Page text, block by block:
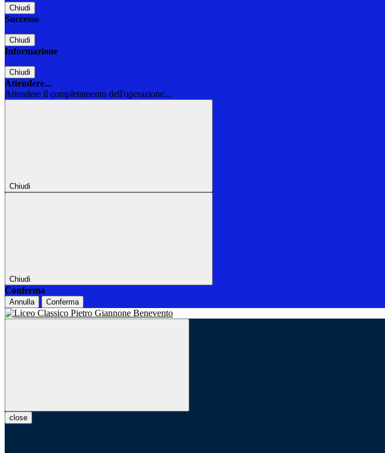
Chiudi
Successo
Chiudi
Informazione
Chiudi
Attendere...
Attendere il completamento dell'operazione...
Chiudi
Chiudi
Conferma
Annulla Conferma
close